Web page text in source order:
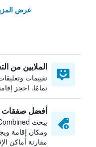
عرض
الملايين من
تقييمات
تمامًا. احجز
أفضل صفقات
ومكان إقامة
مقارنة أماكن